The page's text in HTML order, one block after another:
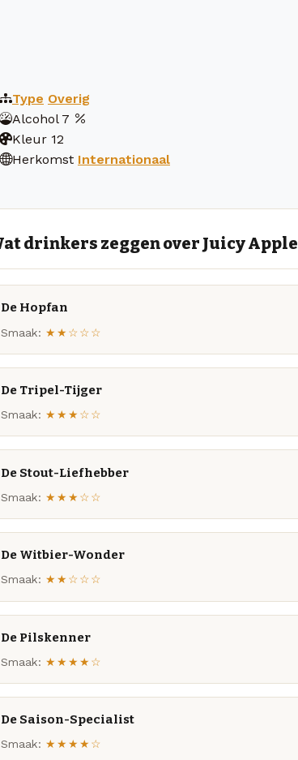
Type Overig
Alcohol 7
Kleur 12
Herkomst Internationaal
drinkers zeggen over Juicy Apple
De Hopfan
Smaak: ★★☆☆☆
De Tripel-Tijger
Smaak: ★★★☆☆
De Stout-Liefhebber
Smaak: ★★★☆☆
De Witbier-Wonder
Smaak: ★★☆☆☆
De Pilskenner
Smaak: ★★★★☆
De Saison-Specialist
Smaak: ★★★★☆